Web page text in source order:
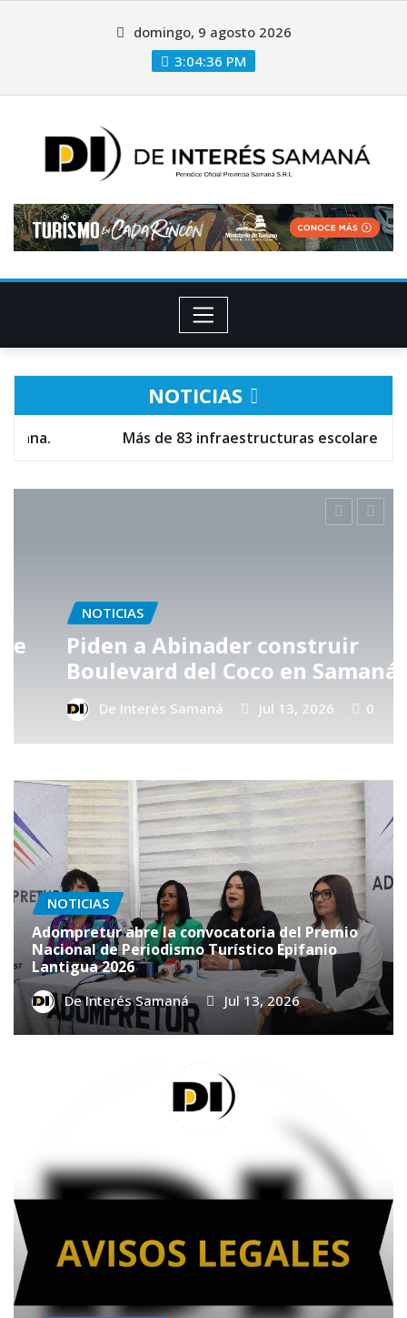
domingo, 9 agosto 2026
3:04:36 PM
NOTICIAS
infraestructuras escolares están en fase final de
NOTICIAS
Piden a Abinader construir
Boulevard del Coco en Samaná
De Interés Samaná Jul 13, 2026 0
NOTICIAS
Adompretur abre la convocatoria del Premio
Nacional de Periodismo Turístico Epifanio
Lantigua 2026
De Interés Samaná Jul 13, 2026